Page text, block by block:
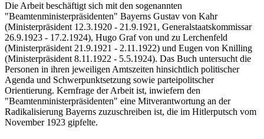
Die Arbeit beschäftigt sich mit den sogenannten
"Beamtenministerpräsidenten" Bayerns Gustav von Kahr
(Ministerpräsident 12.3.1920 - 21.9.1921, Generalstaatskommissar
26.9.1923 - 17.2.1924), Hugo Graf von und zu Lerchenfeld
(Ministerpräsident 21.9.1921 - 2.11.1922) und Eugen von Knilling
(Ministerpräsident 8.11.1922 - 5.5.1924). Das Buch untersucht die
Personen in ihren jeweiligen Amtszeiten hinsichtlich politischer
Agenda und Schwerpunktsetzung sowie parteipolitscher
Orientierung. Kernfrage der Arbeit ist, inwiefern den
"Beamtenministerpräsidenten" eine Mitverantwortung an der
Radikalisierung Bayerns zuzuschreiben ist, die im Hitlerputsch vom
November 1923 gipfelte.